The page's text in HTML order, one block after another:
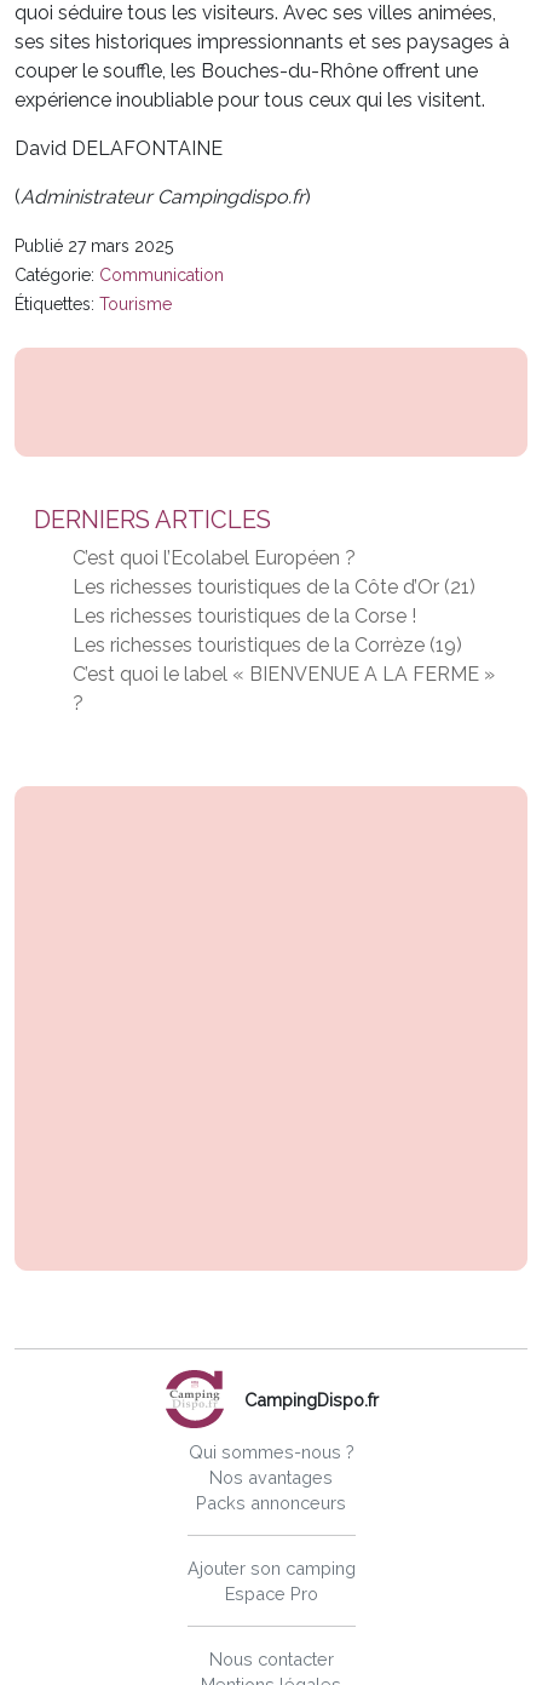
quoi séduire tous les visiteurs. Avec ses villes animées,
ses sites historiques impressionnants et ses paysages à
couper le souffle, les Bouches-du-Rhône offrent une
expérience inoubliable pour tous ceux qui les visitent.
David DELAFONTAINE
(Administrateur Campingdispo.fr)
Publié 27 mars 2025
Catégorie: Communication
Étiquettes: Tourisme
DERNIERS ARTICLES
C’est quoi l’Ecolabel Européen ?
Les richesses touristiques de la Côte d’Or (21)
Les richesses touristiques de la Corse !
Les richesses touristiques de la Corrèze (19)
C’est quoi le label « BIENVENUE A LA FERME »
?
CampingDispo.fr
Qui sommes-nous ?
Nos avantages
Packs annonceurs
Ajouter son camping
Espace Pro
Nous contacter